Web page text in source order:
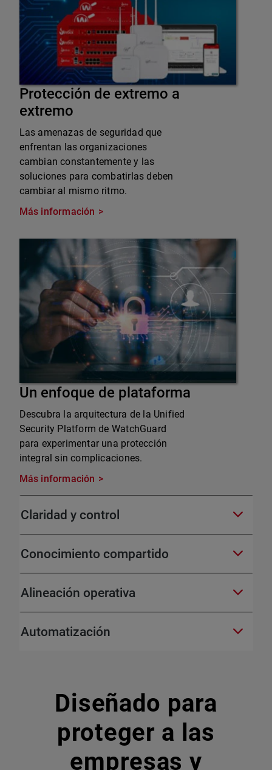
Protección de extremo a
extremo
Las amenazas de seguridad que
enfrentan las organizaciones
cambian constantemente y las
soluciones para combatirlas deben
cambiar al mismo ritmo.
Más información
Un enfoque de plataforma
Descubra la arquitectura de la Unified
Security Platform de WatchGuard
para experimentar una protección
integral sin complicaciones.
Más información
Claridad y control
Conocimiento compartido
Alineación operativa
Automatización
Diseñado para
proteger a las
empresas y